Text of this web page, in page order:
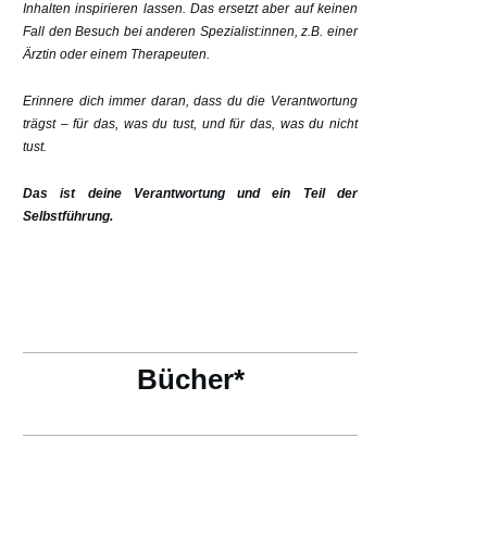
Inhalten inspirieren lassen. Das ersetzt aber auf keinen
Fall den Besuch bei anderen Spezialist:innen, z.B. einer
Ärztin oder einem Therapeuten.
Erinnere dich immer daran, dass du die Verantwortung
trägst – für das, was du tust, und für das, was du nicht
tust.
Das ist deine Verantwortung und ein Teil der
Selbstführung.
Bücher*